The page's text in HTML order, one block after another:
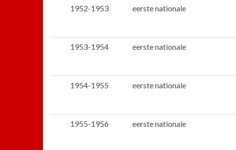
1952-1953 eerste nationale
1953-1954 eerste nationale
1954-1955 eerste nationale
1955-1956 eerste nationale